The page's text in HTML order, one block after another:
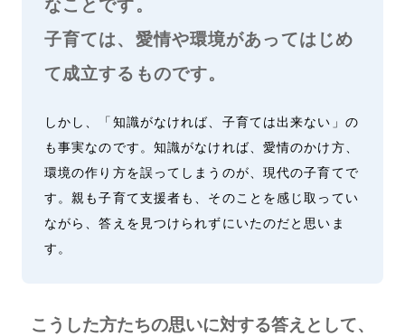
なことです。
子育ては、愛情や環境があってはじめ
て成立するものです。
しかし、「知識がなければ、子育ては出来ない」の
も事実なのです。知識がなければ、愛情のかけ方、
環境の作り方を誤ってしまうのが、現代の子育てで
す。親も子育て支援者も、そのことを感じ取ってい
ながら、答えを見つけられずにいたのだと思いま
す。
こうした方たちの思いに対する答えとして、